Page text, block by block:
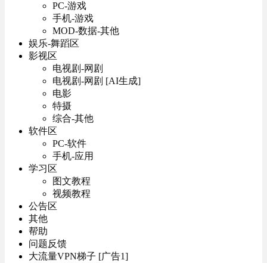
PC-游戏
手机-游戏
MOD-数据-其他
娱乐-舞蹈区
影视区
电视剧-网剧
电视剧-网剧 [AI生成]
电影
特摄
综合-其他
软件区
PC-软件
手机-应用
学习区
图文教程
视频教程
公告区
其他
帮助
问题反馈
大流量VPN梯子 [广告1]